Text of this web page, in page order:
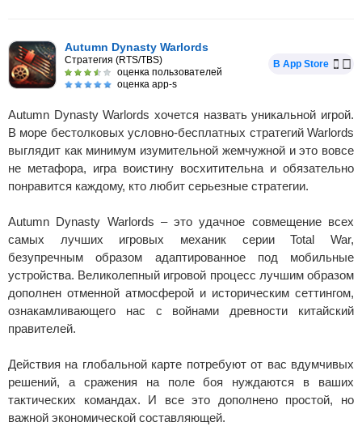
Autumn Dynasty Warlords
Стратегия (RTS/TBS)
оценка пользователей
оценка app-s
В App Store
Autumn Dynasty Warlords хочется назвать уникальной игрой.
В море бестолковых условно-бесплатных стратегий Warlords
выглядит как минимум изумительной жемчужной и это вовсе
не метафора, игра воистину восхитительна и обязательно
понравится каждому, кто любит серьезные стратегии.
Autumn Dynasty Warlords – это удачное совмещение всех
самых лучших игровых механик серии Total War,
безупречным образом адаптированное под мобильные
устройства. Великолепный игровой процесс лучшим образом
дополнен отменной атмосферой и историческим сеттингом,
ознакамливающего нас с войнами древности китайский
правителей.
Действия на глобальной карте потребуют от вас вдумчивых
решений, а сражения на поле боя нуждаются в ваших
тактических командах. И все это дополнено простой, но
важной экономической составляющей.